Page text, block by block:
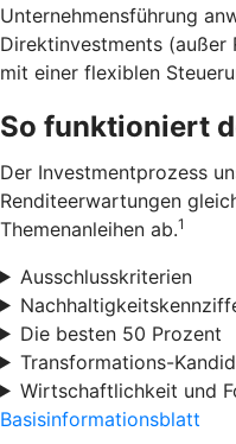
Unternehmensführung
Direktinvestments (außer
mit einer flexiblen
So funktioniert
Der Investmentprozess
Renditeerwartungen
Themenanleihen ab.1
Ausschlusskriterien
Die besten 50 Prozent
Transformations-
Wirtschaftlichkeit und
Basisinformationsblatt